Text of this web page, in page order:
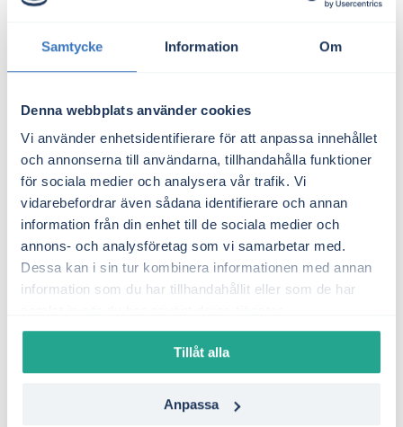
Samtycke Information Om
Denna webbplats använder cookies
Vi använder enhetsidentifierare för att anpassa innehållet
och annonserna till användarna, tillhandahålla funktioner
för sociala medier och analysera vår trafik. Vi
vidarebefordrar även sådana identifierare och annan
information från din enhet till de sociala medier och
annons- och analysföretag som vi samarbetar med.
Dessa kan i sin tur kombinera informationen med annan
information som du har tillhandahållit eller som de har
Tillåt alla
Anpassa
Stäng av dem helt när de inte används.
Välj lågenergiprodukter för uppvärmning
Golvvärme och äldre elradiatorer kan vara
elintensiva. Om möjligt, överväg att använda
energieffektivare uppvärmningsalternativ
som värmepumpar.
Hur tecknar man ett
elavtal som pensionär?
Elmarknad.se för att jämföra olika elavtal och